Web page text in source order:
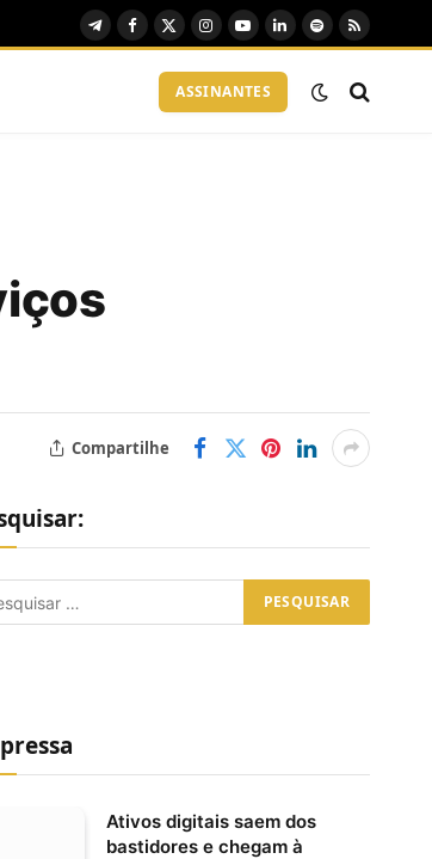
TelegramFacebook
X
Instagram
YouTubeLinkedIn
Spotify
RSS
ASSINANTES
Compartilhe
Ativos digitais saem dos
bastidores e chegam à